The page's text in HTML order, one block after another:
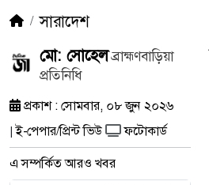
সারাদেশ
মো: সোহেলব্রাহ্মণবাড়িয়া
প্রতিনিধি
প্রকাশ : সোমবার, ০৮ জুন ২০২৬
| ই-পেপার/প্রিন্ট ভিউ
ফটোকার্ড
এ সম্পর্কিত আরও খবর